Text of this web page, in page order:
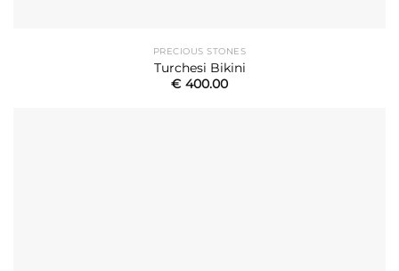
PRECIOUS STONES
Turchesi Bikini
€ 400.00